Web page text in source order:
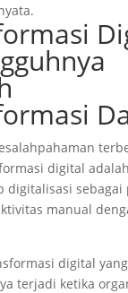
digital adalah
digitalisasi sebagai
manual
digital yang
terjadi ketika